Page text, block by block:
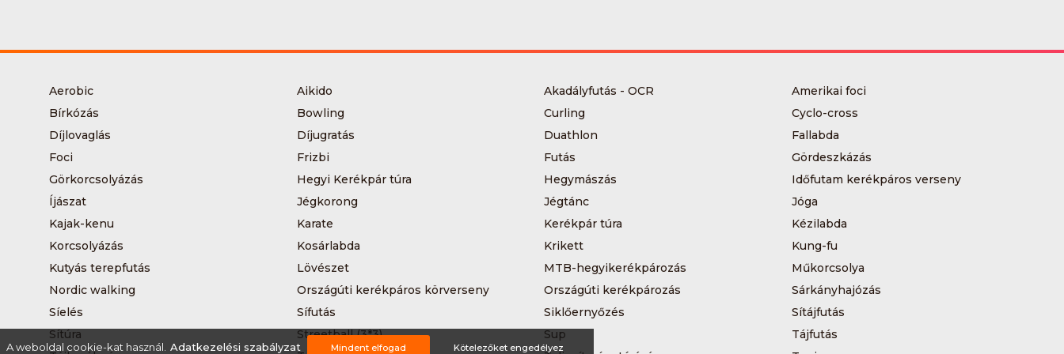
Aerobic Aikido Akadályfutás - OCR
Amerikai foci
Bírkózás
Bowling Curling
Cyclo-cross
Díjlovaglás
Díjugratás Duathlon
Fallabda
Foci
Frizbi Futás
Gördeszkázás
Görkorcsolyázás
Hegyi Kerékpár túra Hegymászás
Időfutam kerékpáros verseny
Íjászat
Jégkorong Jégtánc
Jóga
Kajak-kenu
Karate Kerékpár túra
Kézilabda
Korcsolyázás
Kosárlabda Krikett
Kung-fu
Kutyás terepfutás
Lövészet MTB-hegyikerékpározás
Műkorcsolya
Nordic walking
Országúti kerékpáros körverseny Országúti kerékpározás
Sárkányhajózás
Síelés
Sífutás Siklőernyőzés
Sítájfutás
Sítúra
Streetball (3*3) Sup
Tájfutás
A weboldal cookie-kat használ. Adatkezelési szabályzat Mindent elfogad Kötelezőket engedélyez